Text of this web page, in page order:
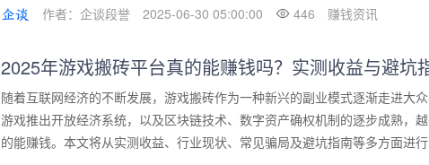
作者：企谈段誉
2025-06-30 05:00:00 446 赚钱资讯
2025年游戏搬砖平台真的能赚钱吗？实测收益与避坑
随着互联网经济的不断发展，游戏搬砖作为一种新兴的副业模式逐渐走进大
游戏推出开放经济系统，以及区块链技术、数字资产确权机制的逐步成熟，
的能赚钱。本文将从实测收益、行业现状、常见骗局及避坑指南等多方面进